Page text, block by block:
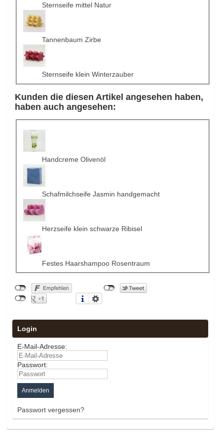
Sternseife mittel Natur
Tannenbaum Zirbe
Sternseife klein Winterzauber
Kunden die diesen Artikel angesehen haben,
haben auch angesehen:
Handcreme Olivenöl
Schafmilchseife Jasmin handgemacht
Herzseife klein schwarze Ribisel
Festes Haarshampoo Rosentraum
Login
E-Mail-Adresse:
Passwort:
Passwort vergessen?